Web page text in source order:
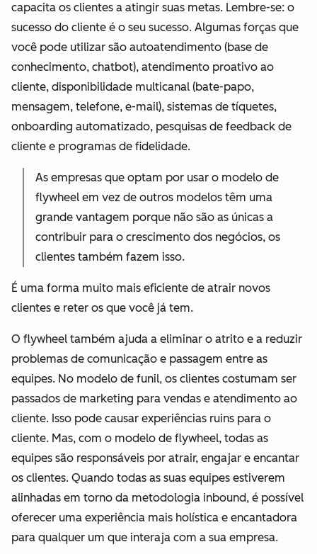
capacita os clientes a atingir suas metas. Lembre-se: o
sucesso do cliente é o seu sucesso. Algumas forças que
você pode utilizar são autoatendimento (base de
conhecimento, chatbot), atendimento proativo ao
cliente, disponibilidade multicanal (bate-papo,
mensagem, telefone, e-mail), sistemas de tíquetes,
onboarding automatizado, pesquisas de feedback de
cliente e programas de fidelidade.
As empresas que optam por usar o modelo de
flywheel em vez de outros modelos têm uma
grande vantagem porque não são as únicas a
contribuir para o crescimento dos negócios, os
clientes também fazem isso.
É uma forma muito mais eficiente de atrair novos
clientes e reter os que você já tem.
O flywheel também ajuda a eliminar o atrito e a reduzir
problemas de comunicação e passagem entre as
equipes. No modelo de funil, os clientes costumam ser
passados de marketing para vendas e atendimento ao
cliente. Isso pode causar experiências ruins para o
cliente. Mas, com o modelo de flywheel, todas as
equipes são responsáveis por atrair, engajar e encantar
os clientes. Quando todas as suas equipes estiverem
alinhadas em torno da metodologia inbound, é possível
oferecer uma experiência mais holística e encantadora
para qualquer um que interaja com a sua empresa.